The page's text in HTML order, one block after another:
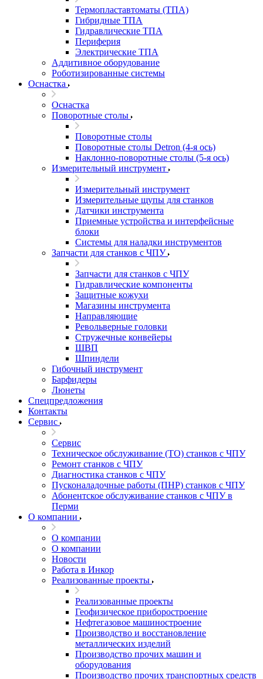
Термопластавтоматы (ТПА)
Гибридные ТПА
Гидравлические ТПА
Периферия
Электрические ТПА
Аддитивное оборудование
Роботизированные системы
Оснастка
Оснастка
Поворотные столы
Поворотные столы
Поворотные столы Detron (4-я ось)
Наклонно-поворотные столы (5-я ось)
Измерительный инструмент
Измерительный инструмент
Измерительные щупы для станков
Датчики инструмента
Приемные устройства и интерфейсные
блоки
Системы для наладки инструментов
Запчасти для станков с ЧПУ
Запчасти для станков с ЧПУ
Гидравлические компоненты
Защитные кожухи
Магазины инструмента
Направляющие
Револьверные головки
Стружечные конвейеры
ШВП
Шпиндели
Гибочный инструмент
Барфидеры
Люнеты
Спецпредложения
Контакты
Сервис
Сервис
Техническое обслуживание (ТО) станков с ЧПУ
Ремонт станков с ЧПУ
Диагностика станков с ЧПУ
Пусконаладочные работы (ПНР) станков с ЧПУ
Абонентское обслуживание станков с ЧПУ в
Перми
О компании
О компании
О компании
Новости
Работа в Инкор
Реализованные проекты
Реализованные проекты
Геофизическое приборостроение
Нефтегазовое машиностроение
Производство и восстановление
металлических изделий
Производство прочих машин и
оборудования
Производство прочих транспортных средств